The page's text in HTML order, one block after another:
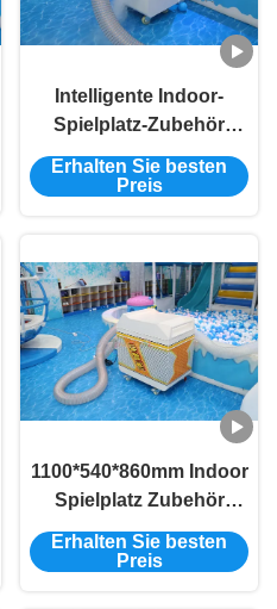
Intelligente Indoor-
Spielplatz-Zubehör
Atomisierende Kugel Pit
Ball Wascher 1100W
Erhalten Sie besten
Preis
1100*540*860mm Indoor
Spielplatz Zubehör
125W Ball Pit Ball
Reinigungsmaschine
Erhalten Sie besten
Preis